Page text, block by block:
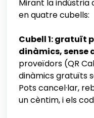
Mirant la indústria
en quatre cubells:
Cubell 1: gratuït
dinàmics, sense
proveïdors (QR
dinàmics gratuïts
Pots cancel·lar,
un cèntim, i els